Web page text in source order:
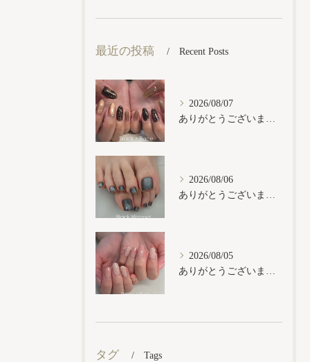
最近の投稿 Recent Posts
2026/08/07
2026/08/06
2026/08/05
タグ Tags